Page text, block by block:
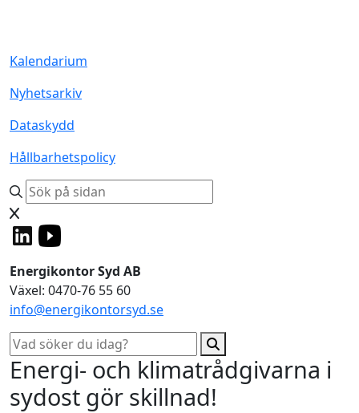
Kalendarium
Nyhetsarkiv
Dataskydd
Hållbarhetspolicy
Energikontor Syd AB
Växel: 0470-76 55 60
info@energikontorsyd.se
Energi- och klimatrådgivarna i
sydost gör skillnad!